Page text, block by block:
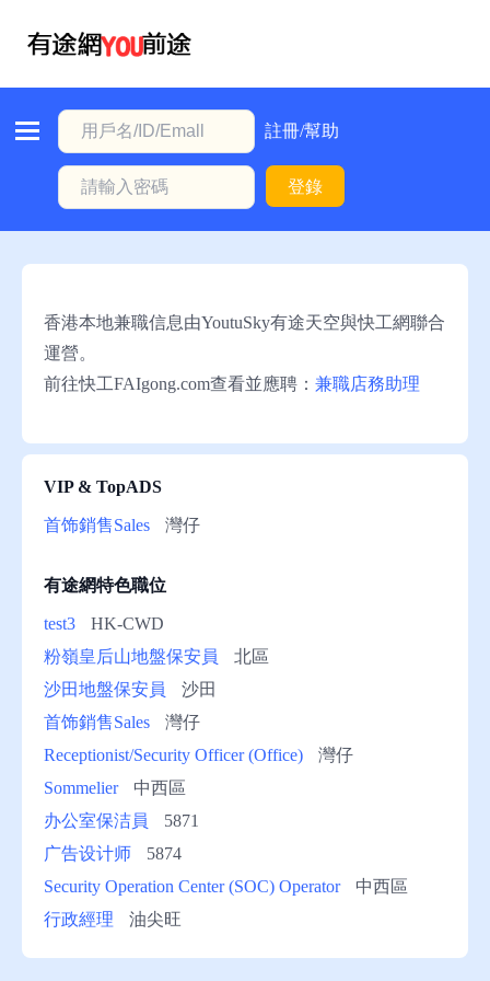
註冊/幫助
登錄
首
本
信
息
冊/
幫
助
香港本地兼職信息由YoutuSky有途天空與快工網聯合
運營。
前往快工FAIgong.com查看並應聘： 兼職店務助理
VIP & TopADS
首饰銷售Sales 灣仔
有途網特色職位
test3
HK-CWD
粉嶺皇后山地盤保安員
北區
沙田地盤保安員
沙田
首饰銷售Sales
灣仔
Receptionist/Security Officer (Office)
灣仔
Sommelier
中西區
办公室保洁員
5871
广告设计师
5874
Security Operation Center (SOC) Operator
中西區
行政經理
油尖旺